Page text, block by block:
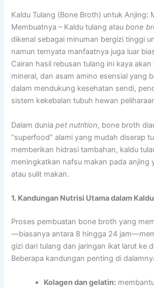
Kaldu Tulang (Bone Broth) untuk Anjing:
Membuatnya – Kaldu tulang ataubone
dikenal sebagai minuman bergizi tinggi
namun ternyata manfaatnya juga luar
Cairan hasil rebusan tulang ini kaya
mineral, dan asam amino esensial yang
dalam mendukung kesehatan sendi,
sistem kekebalan tubuh hewan
Dalam duniapet nutrition, bone broth
“superfood” alami yang mudah diserap
memberikan hidrasi tambahan, kaldu
meningkatkan nafsu makan pada anjing
atau sulit makan.
1. Kandungan Nutrisi Utama dalam
Proses pembuatan bone broth yang
—biasanya antara 8 hingga 24
gizi dari tulang dan jaringan ikat larut ke
Beberapa kandungan penting di
Kolagen dan gelatin: